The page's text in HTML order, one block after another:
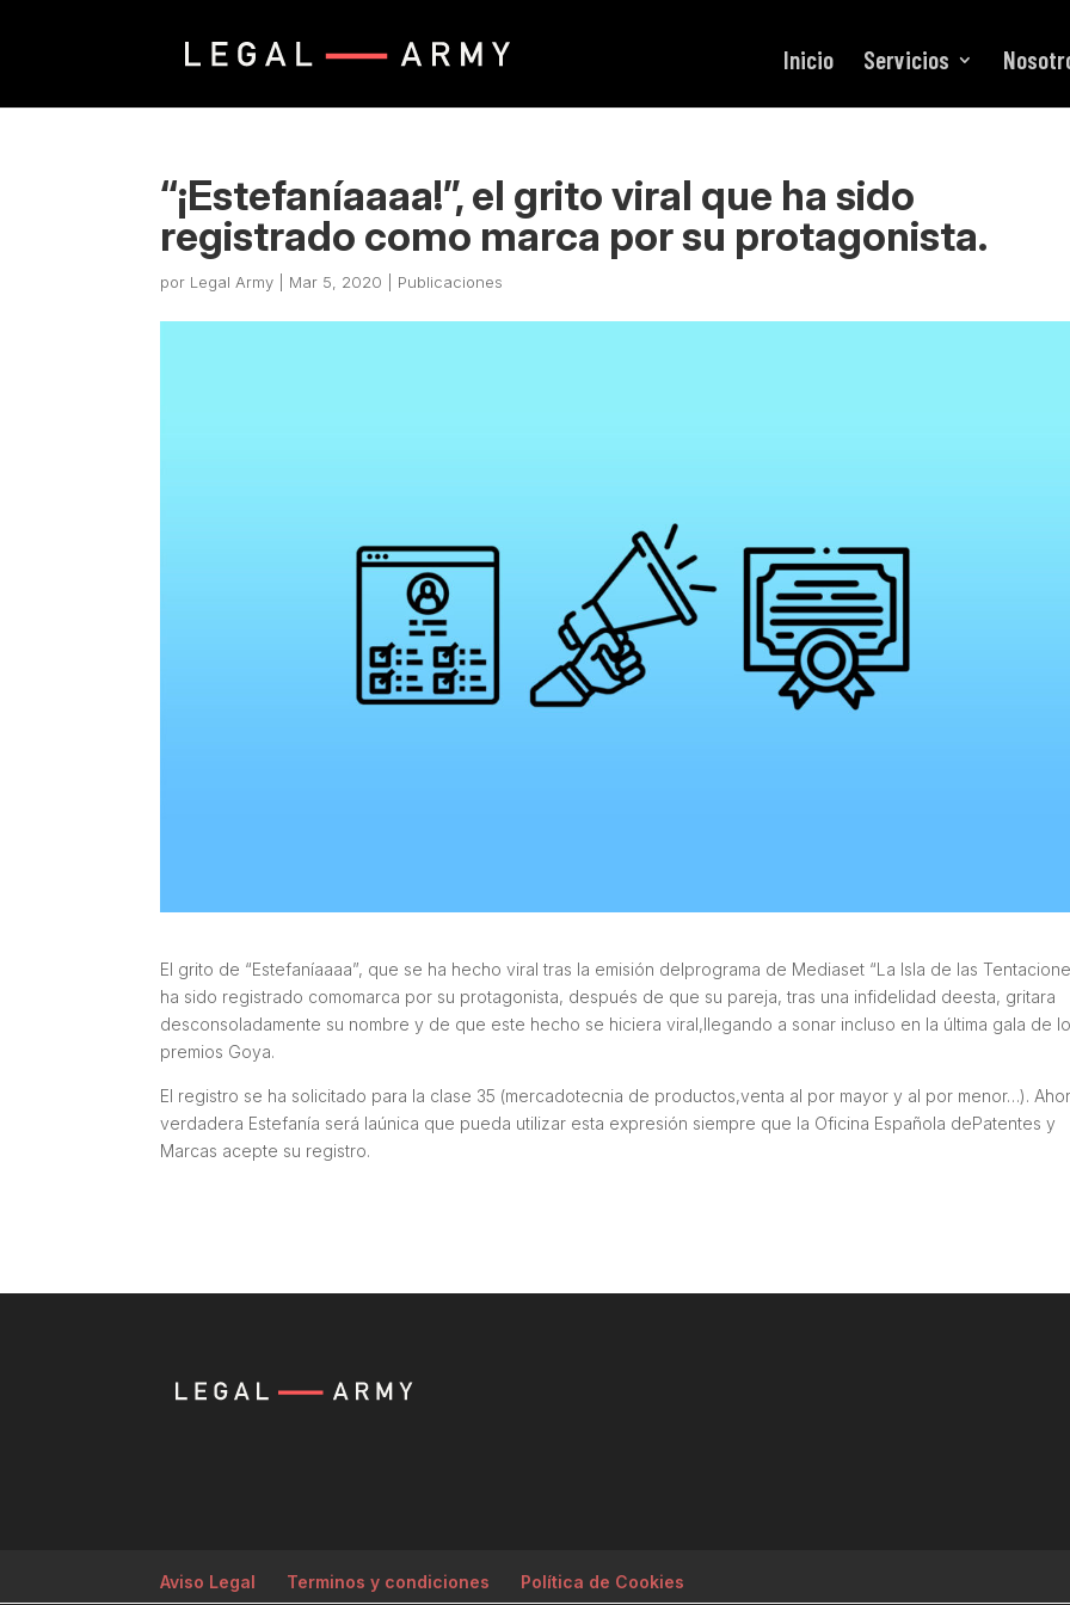
Inicio Servicios
“¡Estefaníaaaa!”, el grito viral que ha sido
registrado como marca por su protagonista.
por Legal Army Mar 5, 2020 Publicaciones
El grito de “Estefaníaaaa”, que se ha hecho viral tras la emisión delprograma de Mediaset “La Isla de las
ha sido registrado comomarca por su protagonista, después de que su pareja, tras una infidelidad deesta, gritara
desconsoladamente su nombre y de que este hecho se hiciera viral,llegando a sonar incluso en la última gala de
premios Goya.
El registro se ha solicitado para la clase 35 (mercadotecnia de productos,venta al por mayor y al por menor…).
verdadera Estefanía será laúnica que pueda utilizar esta expresión siempre que la Oficina Española dePatentes y
Marcas acepte su registro.
Aviso Legal Terminos y condiciones Política de Cookies